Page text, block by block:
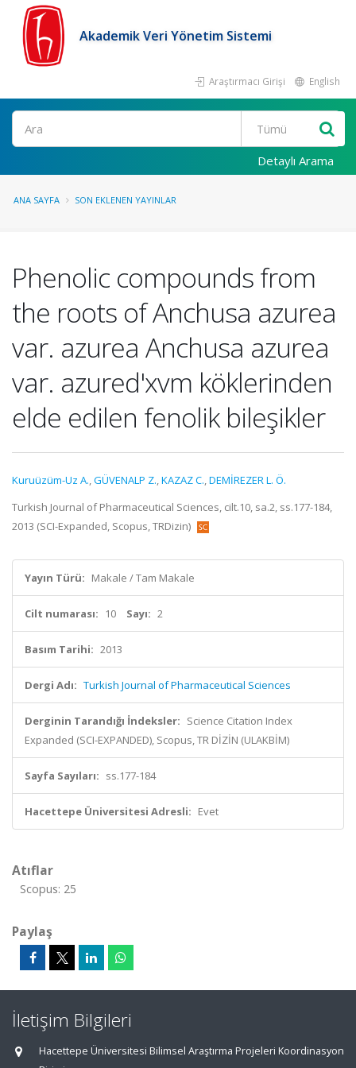
Akademik Veri Yönetim Sistemi
Araştırmacı Girişi English
Ara
Detaylı Arama
ANA SAYFA SON EKLENEN YAYINLAR
Phenolic compounds from
the roots of Anchusa azurea
var. azurea Anchusa azurea
var. azured'xvm köklerinden
elde edilen fenolik bileşikler
Kuruüzüm-Uz A.,GÜVENALP Z.,KAZAZ C.,DEMİREZER L. Ö.
Turkish Journal of Pharmaceutical Sciences, cilt.10, sa.2, ss.177-184,
2013 (SCI-Expanded, Scopus, TRDizin)
Yayın Türü: Makale / Tam Makale
Cilt numarası: 10 Sayı: 2
Basım Tarihi: 2013
Dergi Adı: Turkish Journal of Pharmaceutical Sciences
Derginin Tarandığı İndeksler: Science Citation Index
Expanded (SCI-EXPANDED), Scopus, TR DİZİN (ULAKBİM)
Sayfa Sayıları: ss.177-184
Hacettepe Üniversitesi Adresli: Evet
Atıflar
Scopus: 25
Paylaş
İletişim Bilgileri
Hacettepe Üniversitesi Bilimsel Araştırma Projeleri Koordinasyon